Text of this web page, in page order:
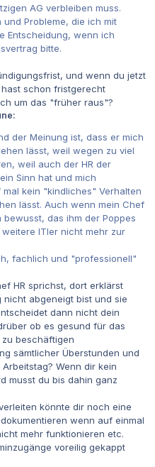
AG verbleiben muss.
Probleme, die ich mit
Entscheidung, wenn ich
bitte.
und wenn du jetzt
schon fristgerecht
um das "früher raus"?
der Meinung ist, dass er mich
lässt, weil wegen zu viel
weil auch der HR der
Sinn hat und mich
kein "kindliches" Verhalten
lässt. Auch wenn mein Chef
das ihm der Poppes
ITler nicht mehr zur
fachlich und "professionell"
HR sprichst, dort erklärst
abgeneigt bist und sie
dann nicht dein
ob es gesund für das
beschäftigen
sämtlicher Überstunden und
Wenn dir kein
musst du bis dahin ganz
könnte dir noch eine
wenn auf einmal
mehr funktionieren etc.
voreilig gekappt